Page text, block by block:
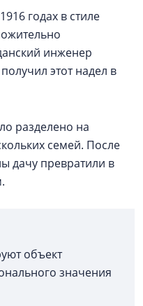
годах в стиле
инженер
этот надел в
разделено на
семей. После
дачу превратили в
объект
значения